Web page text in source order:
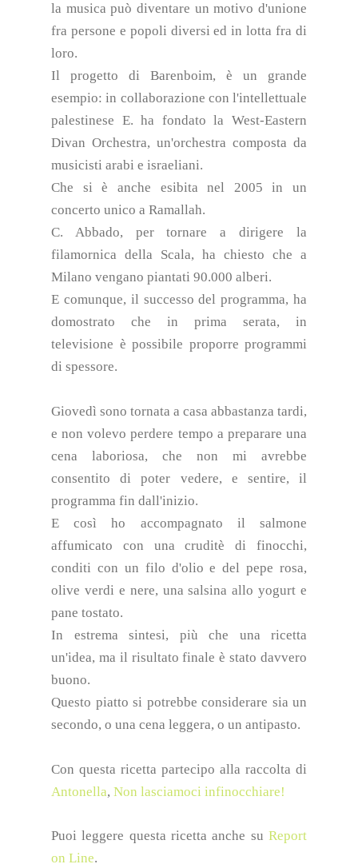
la musica può diventare un motivo d'unione
fra persone e popoli diversi ed in lotta fra di
loro.
Il progetto di Barenboim, è un grande
esempio: in collaborazione con l'intellettuale
palestinese E. ha fondato la West-Eastern
Divan Orchestra, un'orchestra composta da
musicisti arabi e israeliani.
Che si è anche esibita nel 2005 in un
concerto unico a Ramallah.
C. Abbado, per tornare a dirigere la
filamornica della Scala, ha chiesto che a
Milano vengano piantati 90.000 alberi.
E comunque, il successo del programma, ha
domostrato che in prima serata, in
televisione è possibile proporre programmi
di spessore.
Giovedì sono tornata a casa abbastanza tardi,
e non volevo perdere tempo a preparare una
cena laboriosa, che non mi avrebbe
consentito di poter vedere, e sentire, il
programma fin dall'inizio.
E così ho accompagnato il salmone
affumicato con una cruditè di finocchi,
conditi con un filo d'olio e del pepe rosa,
olive verdi e nere, una salsina allo yogurt e
pane tostato.
In estrema sintesi, più che una ricetta
un'idea, ma il risultato finale è stato davvero
buono.
Questo piatto si potrebbe considerare sia un
secondo, o una cena leggera, o un antipasto.
Con questa ricetta partecipo alla raccolta di
Antonella, Non lasciamoci infinocchiare!
Puoi leggere questa ricetta anche su Report
on Line.